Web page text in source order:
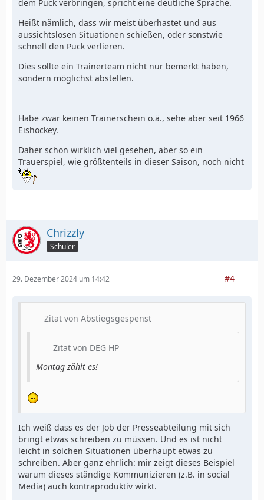
dem Puck verbringen, spricht eine deutliche Sprache.
Heißt nämlich, dass wir meist überhastet und aus
aussichtslosen Situationen schießen, oder sonstwie
schnell den Puck verlieren.
Dies sollte ein Trainerteam nicht nur bemerkt haben,
sondern möglichst abstellen.
Habe zwar keinen Trainerschein o.ä., sehe aber seit 1966
Eishockey.
Daher schon wirklich viel gesehen, aber so ein
Trauerspiel, wie größtenteils in dieser Saison, noch nicht
Chrizzly
Schüler
29. Dezember 2024 um 14:42 #4
Zitat von Abstiegsgespenst
Zitat von DEG HP
Montag zählt es!
Ich weiß dass es der Job der Presseabteilung mit sich
bringt etwas schreiben zu müssen. Und es ist nicht
leicht in solchen Situationen überhaupt etwas zu
schreiben. Aber ganz ehrlich: mir zeigt dieses Beispiel
warum dieses ständige Kommunizieren (z.B. in social
Media) auch kontraproduktiv wirkt.